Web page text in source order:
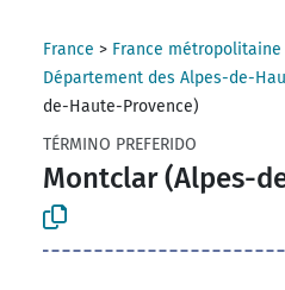
France > France métropolitaine
Département des Alpes-de-
de-Haute-Provence)
TÉRMINO PREFERIDO
Montclar (Alpes-